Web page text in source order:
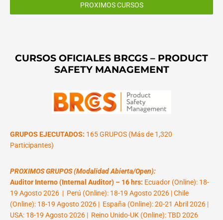
PROXIMOS CURSOS
CURSOS OFICIALES BRCGS – PRODUCT
SAFETY MANAGEMENT
GRUPOS EJECUTADOS: 165 GRUPOS (Más de 1,320
Participantes)
PROXIMOS GRUPOS (Modalidad Abierta/Open):
Auditor Interno (Internal Auditor) – 16 hrs: Ecuador (Online): 18-
19 Agosto 2026 | Perú (Online): 18-19 Agosto 2026 | Chile
(Online): 18-19 Agosto 2026 | España (Online): 20-21 Abril 2026 |
USA: 18-19 Agosto 2026 | Reino Unido-UK (Online): TBD 2026